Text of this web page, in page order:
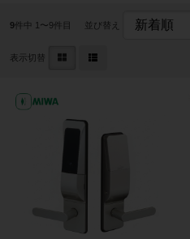
9件中 1〜9件目 並び替え
表示切替